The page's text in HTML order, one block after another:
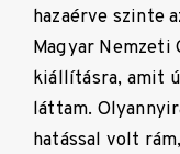
hazaérve szinte
Magyar Nemzeti
kiállításra, amit
láttam.
hatással volt